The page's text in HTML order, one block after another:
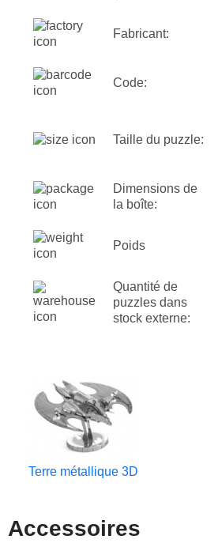
Fabricant:
Code:
Taille du puzzle:
Dimensions de
la boîte:
Poids
Quantité de
puzzles dans
stock externe:
Terre métallique 3D
Accessoires